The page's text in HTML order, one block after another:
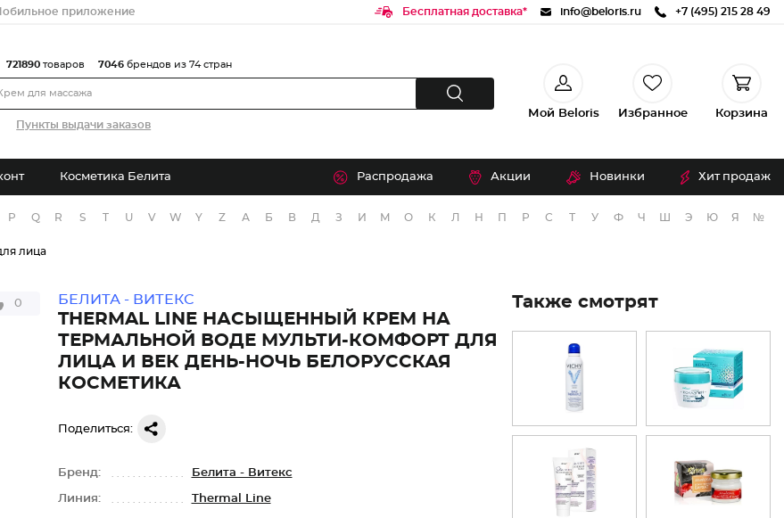
приложение Бесплатная доставка* info@beloris.ru +7 (495) 215 28 49
Пункты выдачи заказов
721890 товаров 7046 брендов из 74 стран
Мой Beloris Избранное Корзина
Косметика Белита Распродажа Акции Новинки Хит продаж
P Q R S T U V W Y Z А Б В Д З И М О К Л Н П Р С Т У Ф Ч Э Ю Я №
лица
0 БЕЛИТА - ВИТЕКС
THERMAL LINE НАСЫЩЕННЫЙ КРЕМ НА
ТЕРМАЛЬНОЙ ВОДЕ МУЛЬТИ-КОМФОРТ ДЛЯ
ЛИЦА И ВЕК ДЕНЬ-НОЧЬ БЕЛОРУССКАЯ
КОСМЕТИКА
Поделиться:
Бренд: Белита - Витекс
Линия: Thermal Line
Также смотрят